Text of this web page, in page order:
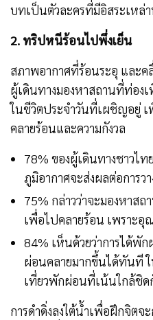
บทเป็นตัวละครที่มีอิสระเหล่
2. ทริปหนีร้อนไปพึ่งเย็น
สภาพอากาศที่ร้อนระอุ และ
ผู้เดินทางมองหาสถานที่ท่อง
ในชีวิตประจำวันที่เผชิญอยู่
คลายร้อนและความกังวล
78% ของผู้เดินทางชาวไ
ภูมิอากาศจะส่งผลต่อการ
75% กล่าวว่าจะมองหาส
เพื่อไปคลายร้อน เพราะ
84% เห็นด้วยว่าการได้พั
ผ่อนคลายมากขึ้นได้ทันที
เที่ยวพักผ่อนที่เน้นใกล้ชิ
การดำดิ่งลงใต้น้ำเพื่อฝึกจิตจ